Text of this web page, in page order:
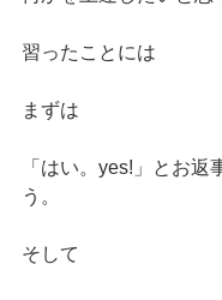
習ったことには
まずは
「はい。yes!」とお返
う。
そして